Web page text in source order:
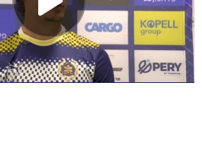
חדשות